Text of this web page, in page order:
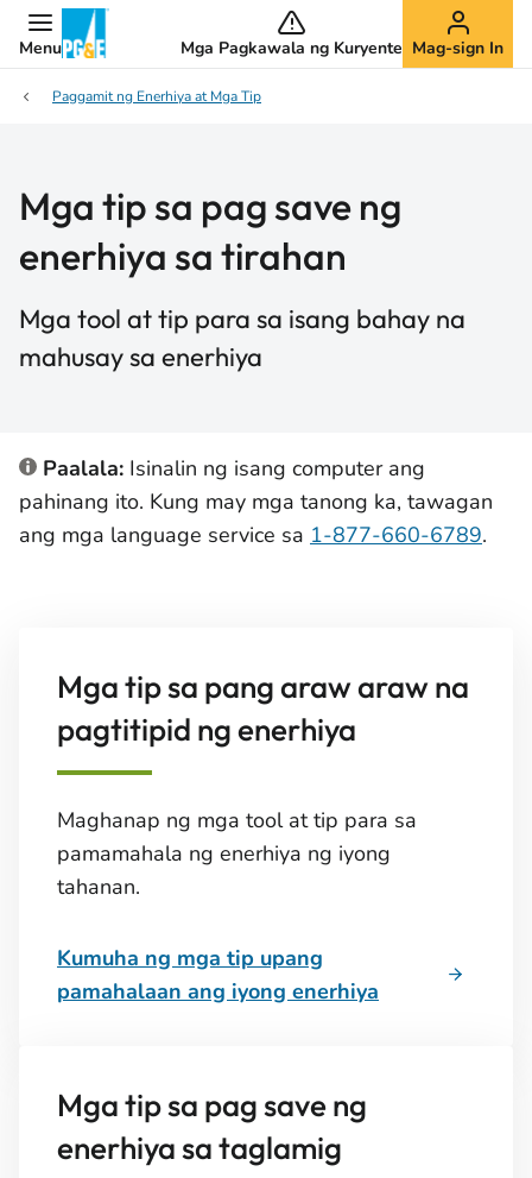
Menu Mga Pagkawala ng Kuryente Mag-sign In
Paggamit ng Enerhiya at Mga Tip
Mga tip sa pag save ng
enerhiya sa tirahan
Mga tool at tip para sa isang bahay na
mahusay sa enerhiya
Paalala: Isinalin ng isang computer ang
pahinang ito. Kung may mga tanong ka, tawagan
ang mga language service sa 1-877-660-6789.
Mga tip sa pang araw araw na
pagtitipid ng enerhiya
Maghanap ng mga tool at tip para sa
pamamahala ng enerhiya ng iyong
tahanan.
Kumuha ng mga tip upang
pamahalaan ang iyong enerhiya
Mga tip sa pag save ng
enerhiya sa taglamig